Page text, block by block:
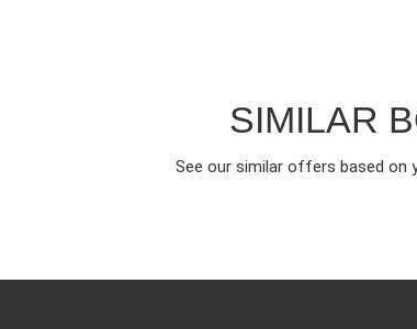
SIMILAR
See our similar offers based on